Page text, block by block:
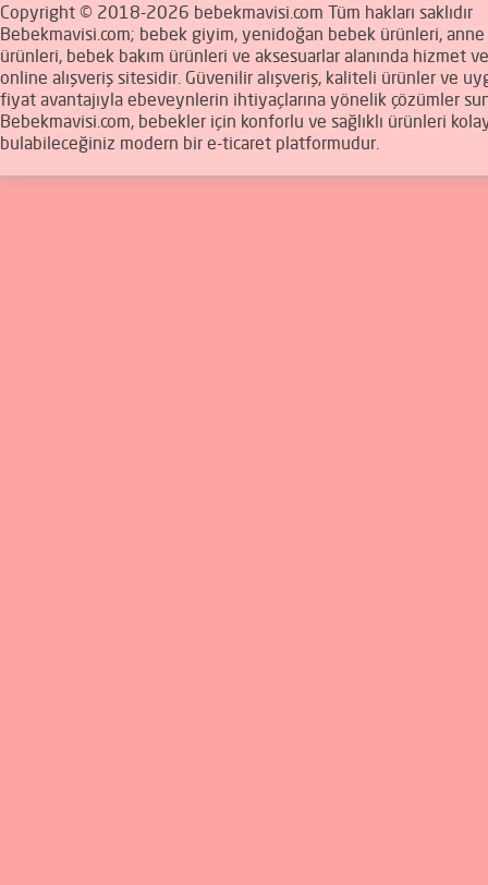
Copyright © 2018-2026 bebekmavisi.com Tüm hakları saklıdır
Bebekmavisi.com; bebek giyim, yenidoğan bebek ürünleri,
ürünleri, bebek bakım ürünleri ve aksesuarlar alanında hizmet
online alışveriş sitesidir. Güvenilir alışveriş, kaliteli ürünler ve
fiyat avantajıyla ebeveynlerin ihtiyaçlarına yönelik çözümler
Bebekmavisi.com, bebekler için konforlu ve sağlıklı ürünleri
bulabileceğiniz modern bir e-ticaret platformudur.